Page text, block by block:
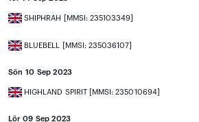
SHIPHRAH [MMSI: 235103349]
BLUEBELL [MMSI: 235036107]
Sön 10 Sep 2023
HIGHLAND SPIRIT [MMSI: 235010694]
Lör 09 Sep 2023